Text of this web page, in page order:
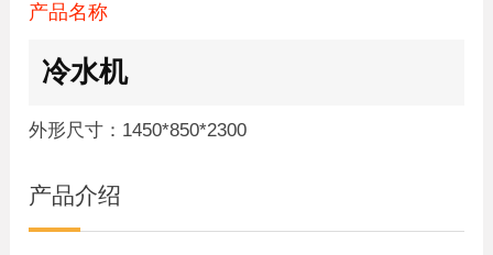
产品名称
冷水机
外形尺寸：1450*850*2300
产品介绍